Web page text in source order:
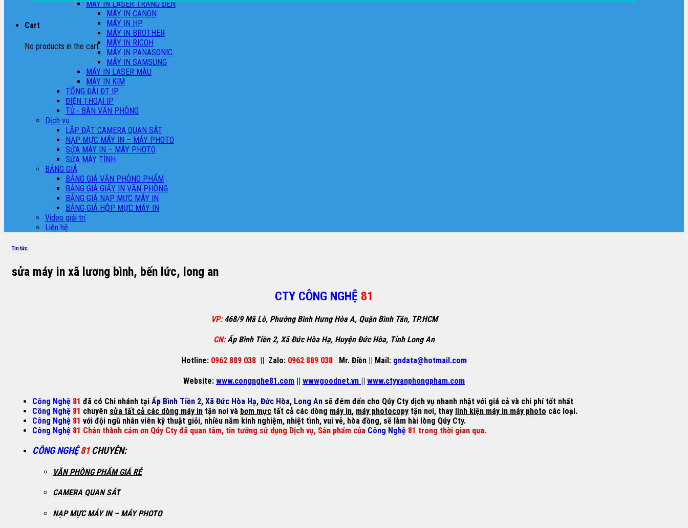
Cart
No products in the cart.
MÁY IN LASER TRẮNG ĐEN
MÁY IN CANON
MÁY IN HP
MÁY IN BROTHER
MÁY IN RICOH
MÁY IN PANASONIC
MÁY IN SAMSUNG
MÁY IN LASER MÀU
MÁY IN KIM
TỔNG ĐÀI ĐT IP
ĐIỆN THOẠI IP
TỦ - BÀN VĂN PHÒNG
Dịch vụ
LẮP ĐẶT CAMERA QUAN SÁT
NẠP MỰC MÁY IN – MÁY PHOTO
SỬA MÁY IN – MÁY PHOTO
SỬA MÁY TÍNH
BẢNG GIÁ
BẢNG GIÁ VĂN PHÒNG PHẨM
BẢNG GIÁ GIẤY IN VĂN PHÒNG
BẢNG GIÁ NẠP MỰC MÁY IN
BẢNG GIÁ HỘP MỰC MÁY IN
Video giải trí
Liên hệ
Tin tức
sửa máy in xã lương bình, bến lức, long an
CTY CÔNG NGHỆ 81
VP: 468/9 Mã Lò, Phường Bình Hưng Hòa A, Quận Bình Tân, TP.HCM
CN: Ấp Bình Tiền 2, Xã Đức Hòa Hạ, Huyện Đức Hòa, Tỉnh Long An
Hotline: 0962 889 038 || Zalo: 0962 889 038 Mr. Điền || Mail: gndata@hotmail.com
Website: www.congnghe81.com || wwwgoodnet.vn || www.ctyvanphongpham.com
Công Nghệ 81 đã có Chi nhánh tại Ấp Bình Tiền 2, Xã Đức Hòa Hạ, Đức Hòa, Long An sẽ đém đến cho Qúy Cty dịch vụ nhanh nhật với giá cả và chi phí tốt nhất
Công Nghệ 81 chuyên sửa tất cả các dòng máy in tận nơi và bơm mực tất cả các dòng máy in, máy photocopy tận nơi, thay linh kiện máy in máy photo các loại.
Công Nghệ 81 với đội ngũ nhân viên kỹ thuật giỏi, nhiều năm kinh nghiệm, nhiệt tình, vui vẻ, hòa đồng, sẽ làm hài lòng Qúy Cty.
Công Nghệ 81 Chân thành cảm ơn Qúy Cty đã quan tâm, tin tưởng sử dụng Dịch vụ, Sản phẩm của Công Nghệ 81 trong thời gian qua.
CÔNG NGHỆ81 CHUYÊN:
VĂN PHÒNG PHẨM GIÁ RẺ
CAMERA QUAN SÁT
NẠP MỰC MÁY IN – MÁY PHOTO